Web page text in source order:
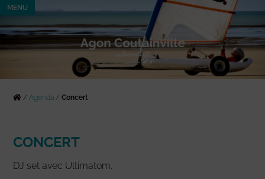
MENU
/Agenda /Concert
CONCERT
DJ set avec Ultimatom.